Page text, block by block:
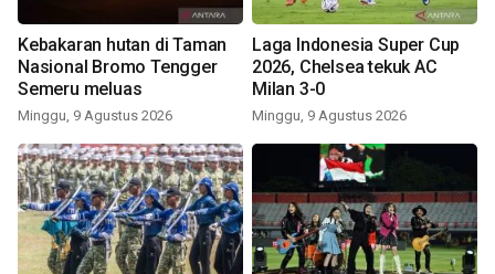
Kebakaran hutan di Taman
Nasional Bromo Tengger
Semeru meluas
Minggu, 9 Agustus 2026
Laga Indonesia Super Cup
2026, Chelsea tekuk AC
Milan 3-0
Minggu, 9 Agustus 2026